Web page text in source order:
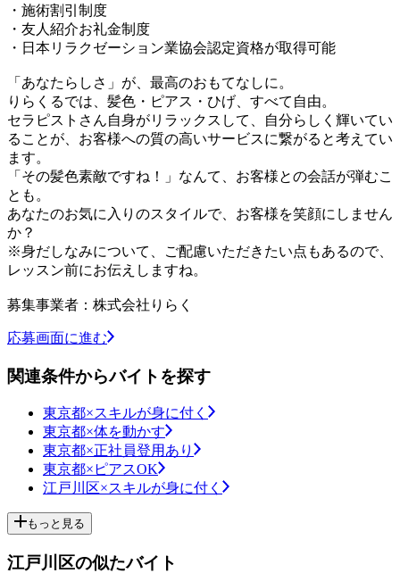
・施術割引制度
・友人紹介お礼金制度
・日本リラクゼーション業協会認定資格が取得可能
「あなたらしさ」が、最高のおもてなしに。
りらくるでは、髪色・ピアス・ひげ、すべて自由。
セラピストさん自身がリラックスして、自分らしく輝いてい
ることが、お客様への質の高いサービスに繋がると考えてい
ます。
「その髪色素敵ですね！」なんて、お客様との会話が弾むこ
とも。
あなたのお気に入りのスタイルで、お客様を笑顔にしません
か？
※身だしなみについて、ご配慮いただきたい点もあるので、
レッスン前にお伝えしますね。
募集事業者：株式会社りらく
応募画面に進む
関連条件からバイトを探す
東京都×スキルが身に付く
東京都×体を動かす
東京都×正社員登用あり
東京都×ピアスOK
江戸川区×スキルが身に付く
もっと見る
江戸川区の似たバイト